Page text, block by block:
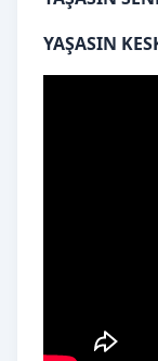
YAŞASIN